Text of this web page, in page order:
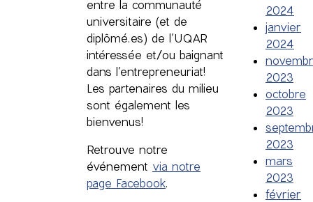
entre la communauté
universitaire (et de
diplômé.es) de l’UQAR
intéressée et/ou baignant
dans l’entrepreneuriat!
Les partenaires du milieu
sont également les
bienvenus!
Retrouve notre
événement via notre
page Facebook.
2024
janvier
2024
2023
octobre
2023
2023
mars
2023
février